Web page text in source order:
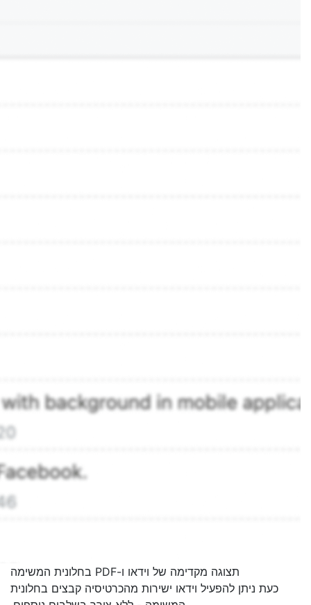
תצוגה מקדימה של וידאו ו-PDF בחלונית המשימה
כעת ניתן להפעיל וידאו ישירות מהכרטיסיה קבצים בחלונית